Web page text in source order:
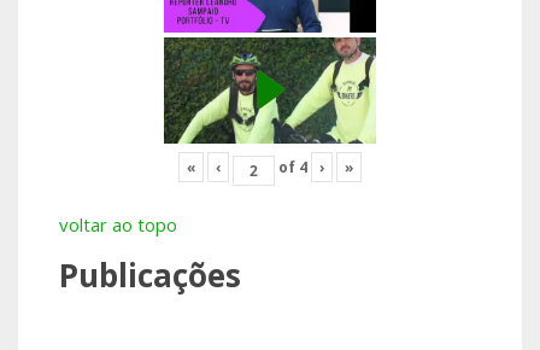
« ‹ of 4 › »
voltar ao topo
Publicações